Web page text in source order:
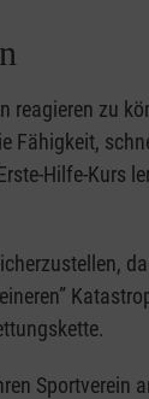
reagieren zu
Fähigkeit,
Hilfe-Kurs
Sportverein